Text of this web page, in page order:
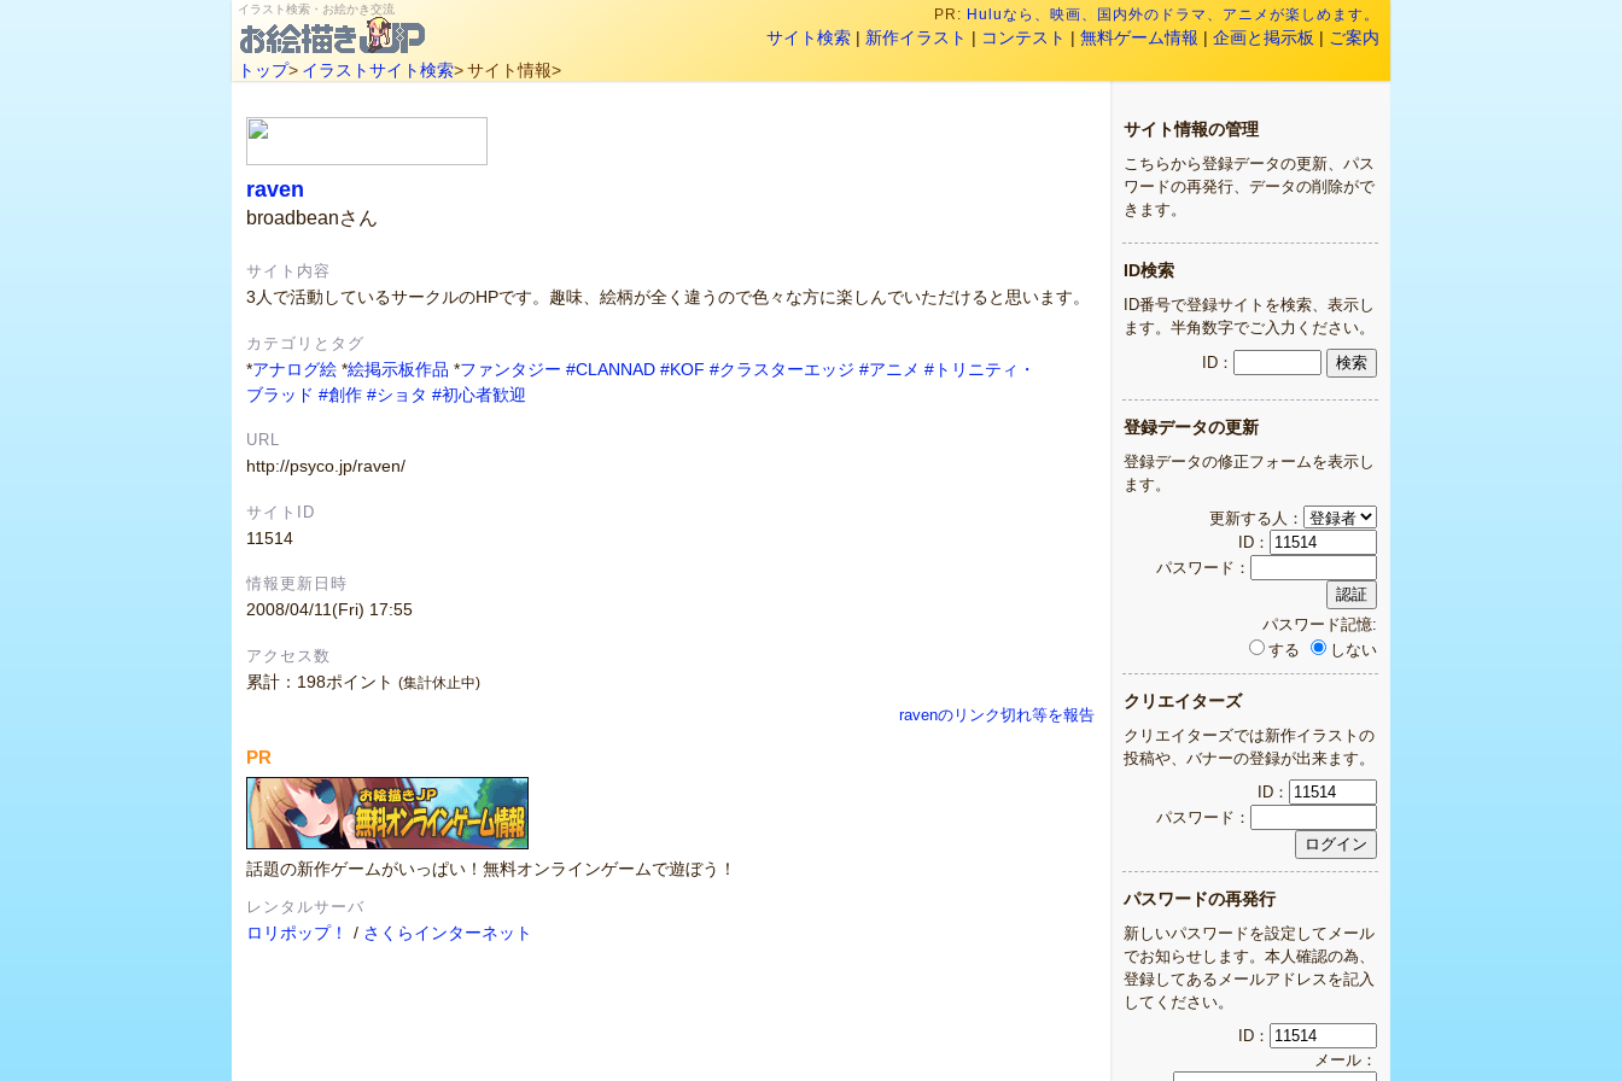
イラスト検索・お絵かき交流 PR: Huluなら、映画、国内外のドラマ、アニメが楽しめます。
サイト検索 | 新作イラスト | コンテスト | 無料ゲーム情報 | 企画と掲示板 | ご案内
トップ> イラストサイト検索>サイト情報>
raven
broadbeanさん
サイト内容
3人で活動しているサークルのHPです。趣味、絵柄が全く違うので色々な方に楽しんでいただけると思います。
カテゴリとタグ
*アナログ絵 *絵掲示板作品 *ファンタジー #CLANNAD #KOF #クラスターエッジ #アニメ #トリニティ・
ブラッド #創作 #ショタ #初心者歓迎
URL
http://psyco.jp/raven/
サイトID
11514
情報更新日時
2008/04/11(Fri) 17:55
アクセス数
累計：198ポイント (集計休止中)
ravenのリンク切れ等を報告
PR
話題の新作ゲームがいっぱい！無料オンラインゲームで遊ぼう！
レンタルサーバ
ロリポップ！ / さくらインターネット
サイト情報の管理
こちらから登録データの更新、パス
ワードの再発行、データの削除がで
きます。
ID検索
ID番号で登録サイトを検索、表示し
ます。半角数字でご入力ください。
ID：
登録データの更新
登録データの修正フォームを表示し
ます。
更新する人：
ID：
パスワード：
パスワード記憶:
する
しない
クリエイターズ
クリエイターズでは新作イラストの
投稿や、バナーの登録が出来ます。
ID：
パスワード：
パスワードの再発行
新しいパスワードを設定してメール
でお知らせします。本人確認の為、
登録してあるメールアドレスを記入
してください。
ID：
メール：